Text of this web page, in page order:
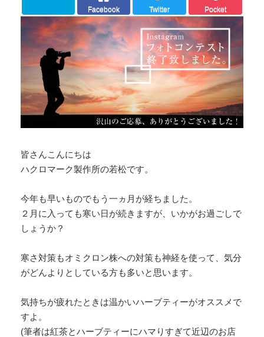
Facebook Twitter Pocket
皆さんこんにちは
ハクロマーク製作所の若松です。
今年も早いものでもう一ヵ月が経ちました。
２月に入っても寒い日が続きますが、いかがお過ごしで
しょうか？
寒さ対策もオミクロン株への対策も神経を使って、気分
がどんよりとしている方も多いと思います。
気持ちが疲れたときは温かいハーブティーがオススメで
すよ。
(筆者は紅茶とハーブティーにハマりすぎて近辺のお店